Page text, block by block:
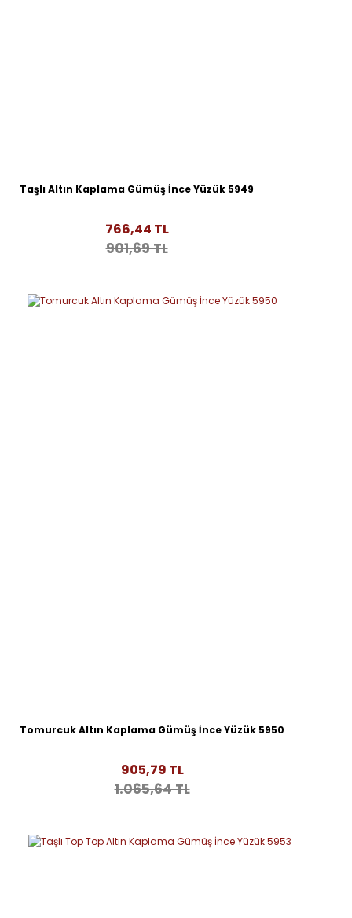
Taşlı Altın Kaplama Gümüş İnce Yüzük 5949
766,44 TL
901,69 TL
Tomurcuk Altın Kaplama Gümüş İnce Yüzük 5950
905,79 TL
1.065,64 TL